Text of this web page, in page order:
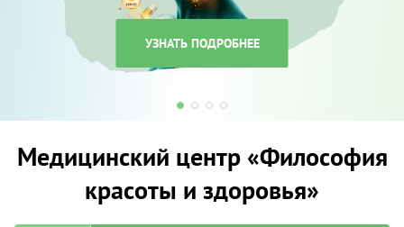
УЗНАТЬ ПОДРОБНЕЕ
Медицинский центр «Философия
красоты и здоровья»